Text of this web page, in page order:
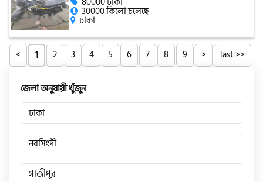
30000 কিলো চলেছে
ঢাকা
< 1 2 3 4 5 6 7 8 9 > last >>
জেলা অনুযায়ী খুঁজুন
ঢাকা
নরসিংদী
গাজীপুর